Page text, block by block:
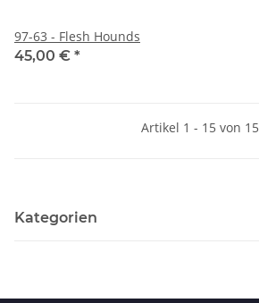
97-63 - Flesh Hounds
45,00 € *
Artikel 1 - 15 von 15
Kategorien